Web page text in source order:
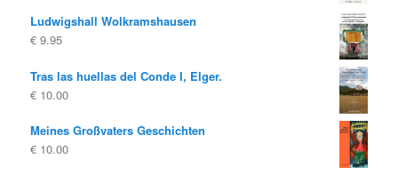
Ludwigshall Wolkramshausen
€ 9.95
Tras las huellas del Conde I, Elger.
€ 10.00
Meines Großvaters Geschichten
€ 10.00